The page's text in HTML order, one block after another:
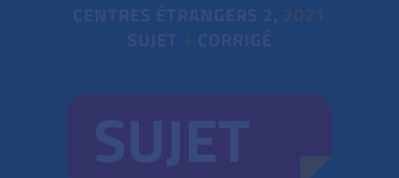
CENTRES ÉTRANGERS 2, 2021
SUJET + CORRIGÉ